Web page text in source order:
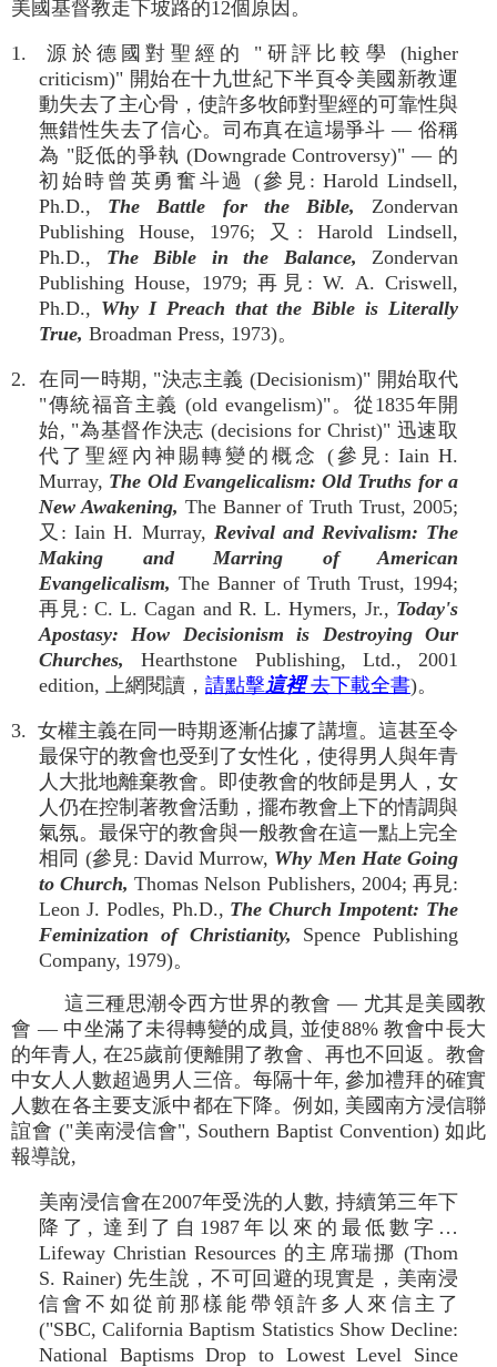
美國基督教走下坡路的12個原因。
1. 源於德國對聖經的 "研評比較學 (higher
criticism)" 開始在十九世紀下半頁令美國新教運
動失去了主心骨，使許多牧師對聖經的可靠性與
無錯性失去了信心。司布真在這場爭斗 — 俗稱
為 "貶低的爭執 (Downgrade Controversy)" — 的
初始時曾英勇奮斗過 (參見: Harold Lindsell,
Ph.D., The Battle for the Bible, Zondervan
Publishing House, 1976; 又: Harold Lindsell,
Ph.D., The Bible in the Balance, Zondervan
Publishing House, 1979; 再見: W. A. Criswell,
Ph.D., Why I Preach that the Bible is Literally
True, Broadman Press, 1973)。
2. 在同一時期, "決志主義 (Decisionism)" 開始取代
"傳統福音主義 (old evangelism)"。從1835年開
始, "為基督作決志 (decisions for Christ)" 迅速取
代了聖經內神賜轉變的概念 (參見: Iain H.
Murray, The Old Evangelicalism: Old Truths for a
New Awakening, The Banner of Truth Trust, 2005;
又: Iain H. Murray, Revival and Revivalism: The
Making and Marring of American
Evangelicalism, The Banner of Truth Trust, 1994;
再見: C. L. Cagan and R. L. Hymers, Jr., Today's
Apostasy: How Decisionism is Destroying Our
Churches, Hearthstone Publishing, Ltd., 2001
edition, 上網閱讀， 請點擊這裡去下載全書)。
3. 女權主義在同一時期逐漸佔據了講壇。這甚至令
最保守的教會也受到了女性化，使得男人與年青
人大批地離棄教會。即使教會的牧師是男人，女
人仍在控制著教會活動，擺布教會上下的情調與
氣氛。最保守的教會與一般教會在這一點上完全
相同 (參見: David Murrow, Why Men Hate Going
to Church, Thomas Nelson Publishers, 2004; 再見:
Leon J. Podles, Ph.D., The Church Impotent: The
Feminization of Christianity, Spence Publishing
Company, 1979)。
這三種思潮令西方世界的教會 — 尤其是美國教
會 — 中坐滿了未得轉變的成員, 並使88% 教會中長大
的年青人, 在25歲前便離開了教會、再也不回返。教會
中女人人數超過男人三倍。每隔十年, 參加禮拜的確實
人數在各主要支派中都在下降。例如, 美國南方浸信聯
誼會 ("美南浸信會", Southern Baptist Convention) 如此
報導說,
美南浸信會在2007年受洗的人數, 持續第三年下
降了, 達到了自1987年以來的最低數字…
Lifeway Christian Resources 的主席瑞挪 (Thom
S. Rainer) 先生說，不可回避的現實是，美南浸
信會不如從前那樣能帶領許多人來信主了
("SBC, California Baptism Statistics Show Decline:
National Baptisms Drop to Lowest Level Since